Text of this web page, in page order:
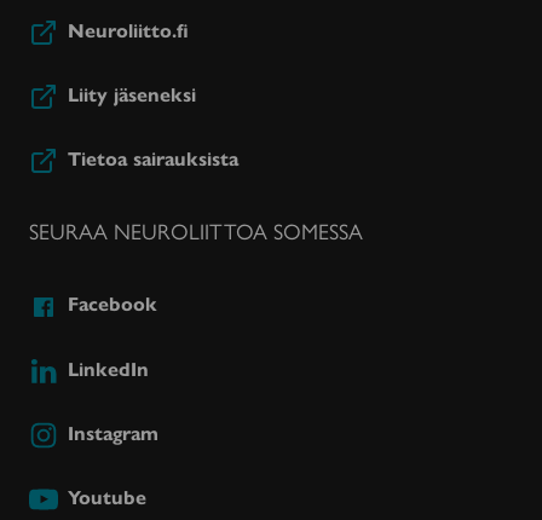
Neuroliitto.fi
Liity jäseneksi
Tietoa sairauksista
SEURAA NEUROLIITTOA SOMESSA
Facebook
LinkedIn
Instagram
Youtube